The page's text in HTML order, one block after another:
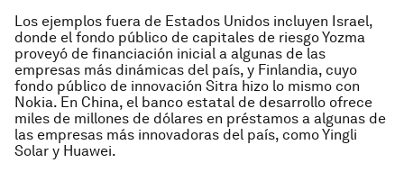
Los ejemplos fuera de Estados Unidos incluyen Israel,
donde el fondo público de capitales de riesgo Yozma
proveyó de financiación inicial a algunas de las
empresas más dinámicas del país, y Finlandia, cuyo
fondo público de innovación Sitra hizo lo mismo con
Nokia. En China, el banco estatal de desarrollo ofrece
miles de millones de dólares en préstamos a algunas de
las empresas más innovadoras del país, como Yingli
Solar y Huawei.